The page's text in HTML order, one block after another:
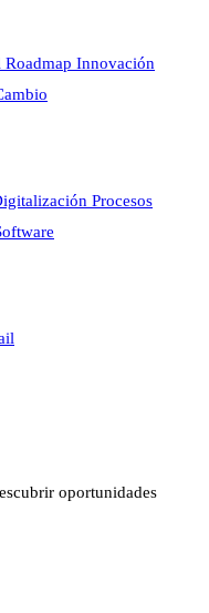
Roadmap Innovación
Procesos
oportunidades